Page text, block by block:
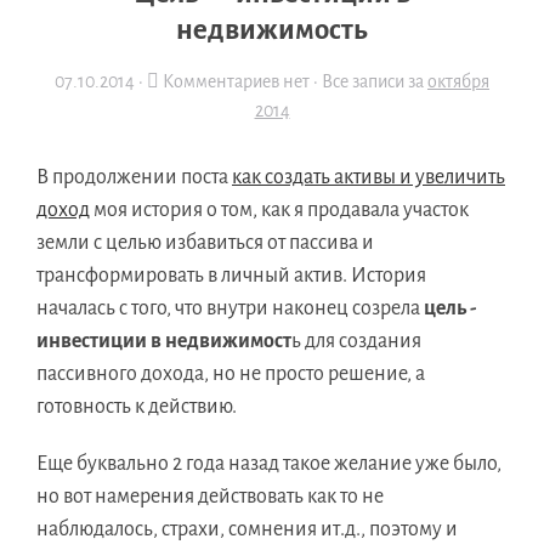
недвижимость
07.10.2014 · Комментариев нет · Все записи за октября
2014
В продолжении поста как создать активы и увеличить
доход моя история о том, как я продавала участок
земли с целью избавиться от пассива и
трансформировать в личный актив. История
началась с того, что внутри наконец созрела цель -
инвестиции в недвижимость для создания
пассивного дохода, но не просто решение, а
готовность к действию.
Еще буквально 2 года назад такое желание уже было,
но вот намерения действовать как то не
наблюдалось, страхи, сомнения ит.д., поэтому и